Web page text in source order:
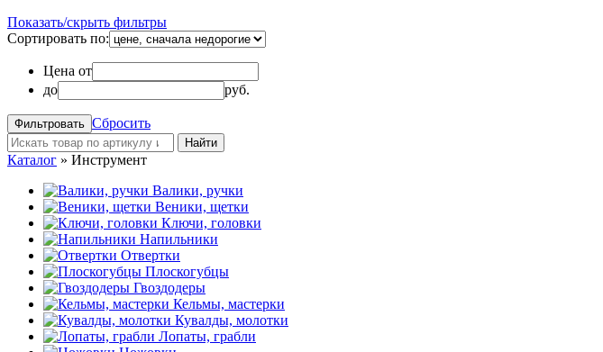
Показать/скрыть фильтры
Сортировать по:
Цена от
до
руб.
Сбросить
Найти
Каталог » Инструмент
Валики, ручки
Веники, щетки
Ключи, головки
Напильники
Отвертки
Плоскогубцы
Гвоздодеры
Кельмы, мастерки
Кувалды, молотки
Лопаты, грабли